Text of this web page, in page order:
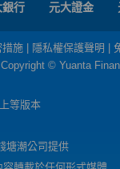
銀行 元大證金
措施 隱私權保護聲明
Copyright © Yuanta
等版本
塘潮公司提供